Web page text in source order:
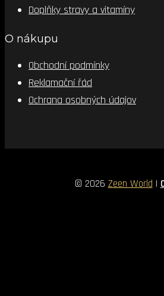
Doplňky stravy a vitamíny
O nákupu
Obchodní podmínky
Reklamační řád
Ochrana osobných údajov
© 2026 Zeen World |